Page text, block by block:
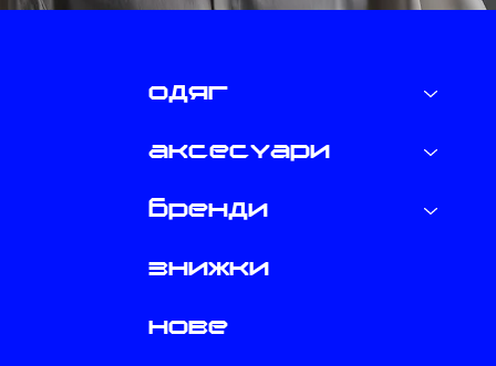
одяг
аксесуари
бренди
знижки
нове